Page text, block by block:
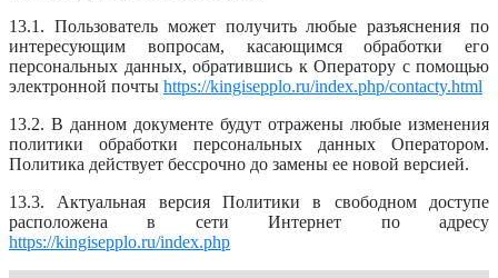
13.1. Пользователь может получить любые разъяснения по
интересующим вопросам, касающимся обработки его
персональных данных, обратившись к Оператору с помощью
электронной почты https://kingisepplo.ru/index.php/contacty.html
13.2. В данном документе будут отражены любые изменения
политики обработки персональных данных Оператором.
Политика действует бессрочно до замены ее новой версией.
13.3. Актуальная версия Политики в свободном доступе
расположена в сети Интернет по адресу
https://kingisepplo.ru/index.php